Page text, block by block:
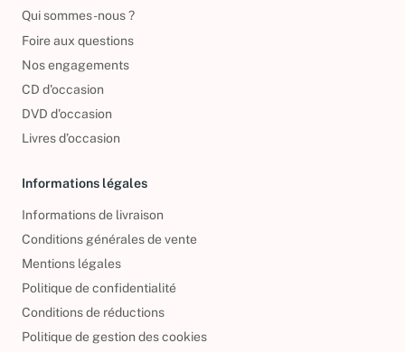
Qui sommes-nous ?
Foire aux questions
Nos engagements
CD d'occasion
DVD d'occasion
Livres d’occasion
Informations légales
Informations de livraison
Conditions générales de vente
Mentions légales
Politique de confidentialité
Conditions de réductions
Politique de gestion des cookies